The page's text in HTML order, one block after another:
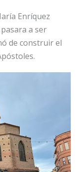
Enríquez
a ser
de construir el